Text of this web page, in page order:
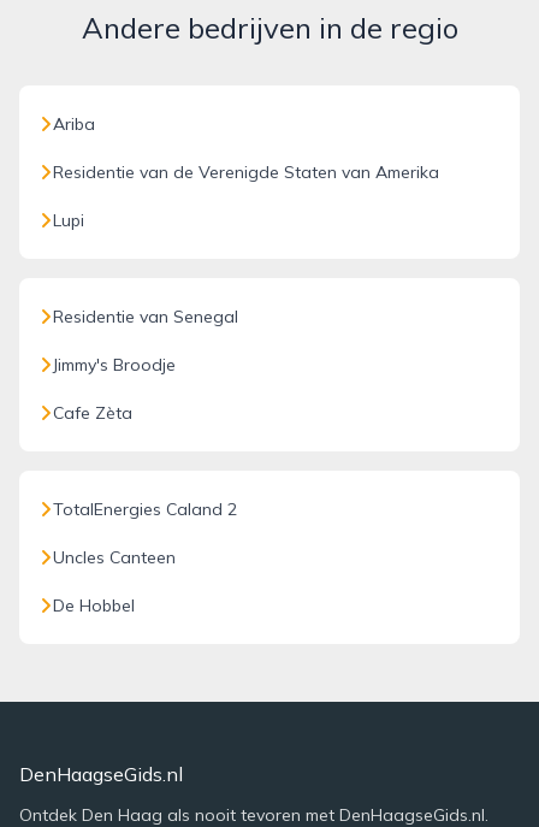
Andere bedrijven in de regio
Ariba
Residentie van de Verenigde Staten van Amerika
Lupi
Residentie van Senegal
Jimmy's Broodje
Cafe Zèta
TotalEnergies Caland 2
Uncles Canteen
De Hobbel
DenHaagseGids.nl
Ontdek Den Haag als nooit tevoren met DenHaagseGids.nl.